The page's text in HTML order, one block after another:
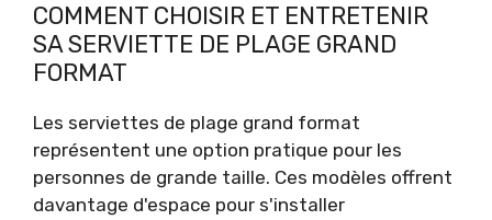
COMMENT CHOISIR ET ENTRETENIR
SA SERVIETTE DE PLAGE GRAND
FORMAT
Les serviettes de plage grand format
représentent une option pratique pour les
personnes de grande taille. Ces modèles offrent
davantage d'espace pour s'installer